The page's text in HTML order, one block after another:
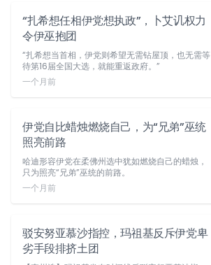
“扎希想任相伊党想执政”，卜艾讥权力
令伊巫抱团
“扎希想当首相，伊党则希望无需钻屋顶，也无需等
待第16届全国大选，就能重返政府。”
一个月前
伊党自比蜡烛燃烧自己，为“兄弟”巫统
照亮前路
哈迪形容伊党在柔佛州选中犹如燃烧自己的蜡烛，
只为照亮“兄弟”巫统的前路。
一个月前
驳安努亚慕沙指控，玛祖基反斥伊党卑
劣手段排挤土团